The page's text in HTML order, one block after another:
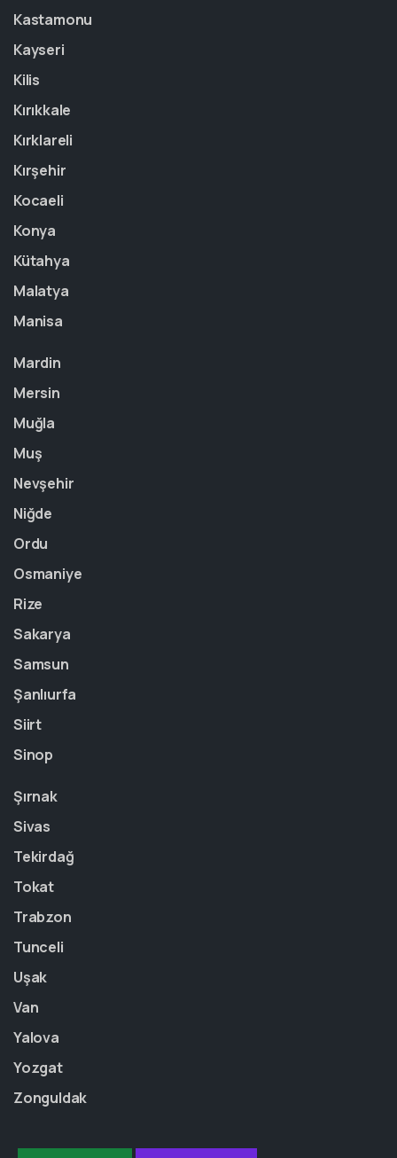
Kastamonu
Kayseri
Kilis
Kırıkkale
Kırklareli
Kırşehir
Kocaeli
Konya
Kütahya
Malatya
Manisa
Mardin
Mersin
Muğla
Muş
Nevşehir
Niğde
Ordu
Osmaniye
Rize
Sakarya
Samsun
Şanlıurfa
Siirt
Sinop
Şırnak
Sivas
Tekirdağ
Tokat
Trabzon
Tunceli
Uşak
Van
Yalova
Yozgat
Zonguldak